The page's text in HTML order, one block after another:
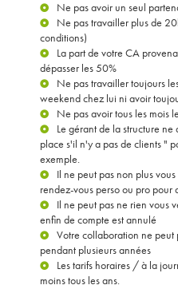
Ne pas avoir un seul
Ne pas travailler plus de
conditions)
La part de votre CA
dépasser les 50%
Ne pas travailler toujours
weekend chez lui ni avoir
Ne pas avoir tous les mois
Le gérant de la structure ne
place s'il n'y a pas de clients "
exemple.
Il ne peut pas non plus
rendez-vous perso ou pro
Il ne peut pas ne rien vous
enfin de compte est annulé
Votre collaboration ne peut
pendant plusieurs années
Les tarifs horaires / à la
moins tous les ans.